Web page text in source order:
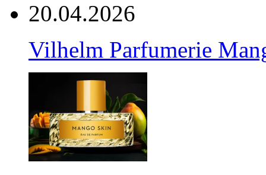
20.04.2026
Vilhelm Parfumerie